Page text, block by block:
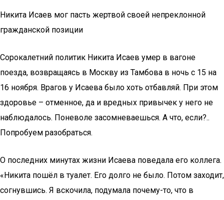
Никита Исаев мог пасть жертвой своей непреклонной
гражданской позиции
Сорокалетний политик Никита Исаев умер в вагоне
поезда, возвращаясь в Москву из Тамбова в ночь с 15 на
16 ноября. Врагов у Исаева было хоть отбавляй. При этом
здоровье – отменное, да и вредных привычек у него не
наблюдалось. Поневоле засомневаешься. А что, если?..
Попробуем разобраться.
О последних минутах жизни Исаева поведала его коллега.
«Никита пошёл в туалет. Его долго не было. Потом заходит,
согнувшись. Я вскочила, подумала почему-то, что в